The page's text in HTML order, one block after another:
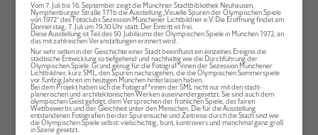
Vom 7. Juli bis 16. September zeigt die Münchner Stadtbibliothek Neuhausen,
Nymphenburger Straße 171b die Ausstellung „Visuelle Spuren der Olympischen Spiele
von 1972“ des Fotoclubs Sezession Münchener Lichtbildner e.V. Die Eröffnung findet am
Donnerstag, 7. Juli um 19.30 Uhr statt. Der Eintritt ist frei.
Diese Ausstellung ist Teil des 50. Jubiläums der Olympischen Spiele in München 1972, an
das mit zahlreichen Veranstaltungen erinnert wird.
Nur sehr selten in der Geschichte einer Stadt beeinflusst ein einzelnes Ereignis die
städtische Entwicklung so tiefgehend und nachhaltig wie die Durchführung der
Olympischen Spiele. Grund genug für die Fotograf*innen der Sezession Münchener
Lichtbildner, kurz SML, den Spuren nachzugehen, die die Olympischen Sommerspiele
vor fünfzig Jahren im heutigen München hinterlassen haben.
Bei dem Projekt haben sich die Fotograf*innen der SML nicht nur mit den stadt-
planerischen und architektonischen Werken auseinandergesetzt. Sie sind auch dem
olympischen Geist gefolgt, dem Versprechen der fröhlichen Spiele, des fairen
Wettbewerbs und der Gleichheit unter den Menschen. Die für die Ausstellung
entstandenen Fotografien bei der Spurensuche und Zeitreise durch die Stadt sind wie
die Olympischen Spiele selbst: vielschichtig, bunt, kontrovers und manchmal ganz groß
in Szene gesetzt.